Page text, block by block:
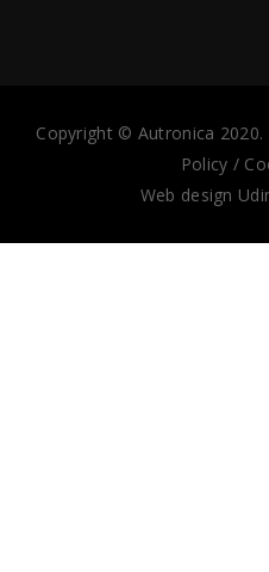
Copyright © Autronica 2020.
Policy /
Web design